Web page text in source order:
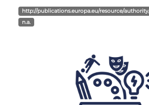
http://publications.europa.eu/resource/
n.a.